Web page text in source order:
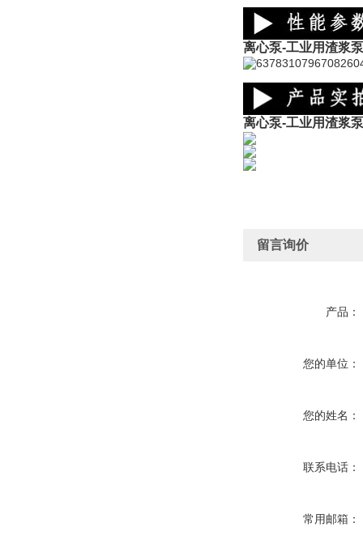
离心泵-工业用渣浆泵
离心泵-工业用渣浆泵
留言询价
产品：
您的单位：
您的姓名：
联系电话：
常用邮箱：